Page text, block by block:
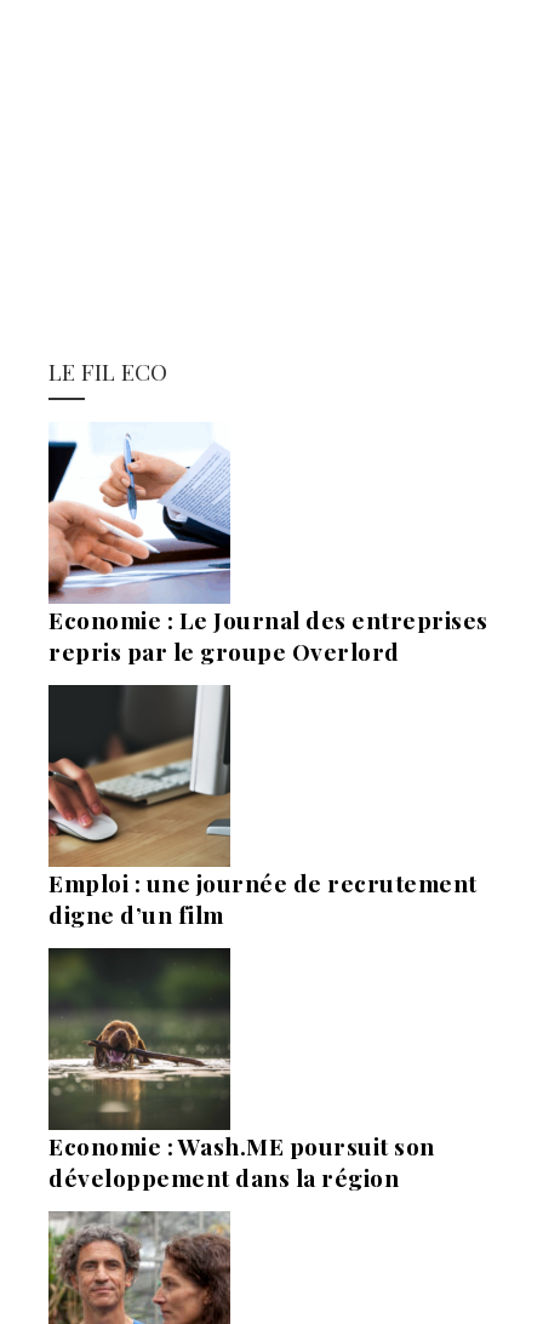
LE FIL ECO
Economie : Le Journal des entreprises
repris par le groupe Overlord
Emploi : une journée de recrutement
digne d’un film
Economie : Wash.ME poursuit son
développement dans la région